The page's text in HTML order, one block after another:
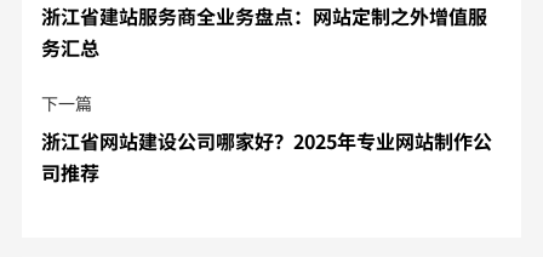
浙江省建站服务商全业务盘点：网站定制之外增值服
务汇总
下一篇
浙江省网站建设公司哪家好？2025年专业网站制作公
司推荐